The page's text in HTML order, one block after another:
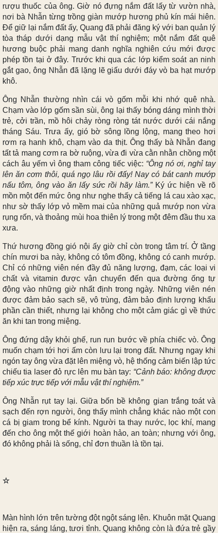
rượu thuốc của ông. Giờ nó đựng nắm đất lấy từ vườn nhà,
nơi bà Nhẫn từng trồng giàn mướp hương phủ kín mái hiên.
Để giữ lại nắm đất ấy, Quang đã phải đăng ký với ban quản lý
tòa tháp dưới dạng mẫu vật thí nghiệm; một nắm đất quê
hương buộc phải mang danh nghĩa nghiên cứu mới được
phép tồn tại ở đây. Trước khi qua các lớp kiểm soát an ninh
gắt gao, ông Nhẫn đã lặng lẽ giấu dưới đáy vò ba hạt mướp
khô.
Ông Nhẫn thường nhìn cái vò gốm mỗi khi nhớ quê nhà.
Chạm vào lớp gốm sần sùi, ông lại thấy bóng dáng mình thời
trẻ, cởi trần, mồ hôi chảy ròng ròng tát nước dưới cái nắng
tháng Sáu. Trưa ấy, gió bờ sông lồng lộng, mang theo hơi
rơm rạ hanh khô, chạm vào da thịt. Ông thấy bà Nhẫn đang
tất tả mang cơm ra bờ ruộng, vừa đi vừa cằn nhằn chồng một
cách âu yếm vì ông tham công tiếc việc: “Ông nó ơi, nghỉ tay
lên ăn cơm thôi, quá ngọ lâu rồi đấy! Nay có bát canh mướp
nấu tôm, ông vào ăn lấy sức rồi hãy làm.”Ký ức hiện về rõ
mồn một đến mức ông như nghe thấy cả tiếng lá cau xào xạc,
như sờ thấy lớp vỏ mềm mai của những quả mướp non vừa
rụng rốn, và thoảng mùi hoa thiên lý trong một đêm đầu thu xa
xưa.
Thứ hương đồng gió nội ấy giờ chỉ còn trong tâm trí. Ở tầng
chín mươi ba này, không có tôm đồng, không có canh mướp.
Chỉ có những viên nén đầy đủ năng lượng, đạm, các loại vi
chất và vitamin được vận chuyển đến qua đường ống tự
động vào những giờ nhất định trong ngày. Những viên nén
được đảm bảo sạch sẽ, vô trùng, đảm bảo định lượng khẩu
phần cần thiết, nhưng lại không cho một cảm giác gì về thức
ăn khi tan trong miệng.
Ông đứng dậy khỏi ghế, run run bước về phía chiếc vò. Ông
muốn chạm tới hơi ấm còn lưu lại trong đất. Nhưng ngay khi
ngón tay ông vừa đặt lên miệng vò, hệ thống cảm biến lập tức
chiếu tia laser đỏ rực lên mu bàn tay: “Cảnh báo: không được
tiếp xúc trực tiếp với mẫu vật thí nghiệm.”
Ông Nhẫn rụt tay lại. Giữa bốn bề không gian trắng toát và
sạch đến rợn người, ông thấy mình chẳng khác nào một con
cá bị giam trong bể kính. Người ta thay nước, lọc khí, mang
đến cho ông một thế giới hoàn hảo, an toàn; nhưng với ông,
đó không phải là sống, chỉ đơn thuần là tồn tại.
☆
Màn hình lớn trên tường đột ngột sáng lên. Khuôn mặt Quang
hiện ra, sáng láng, tươi tỉnh. Quang không còn là đứa trẻ gầy